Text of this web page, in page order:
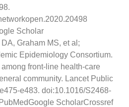
Scholar
Graham MS, et al;
Epidemiology Consortium.
front-line health-care
community. Lancet Public
e483. doi:10.1016/S2468-
ScholarCrossref